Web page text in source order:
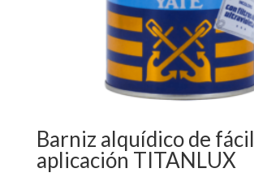
Barniz alquídico de fácil
aplicación TITANLUX